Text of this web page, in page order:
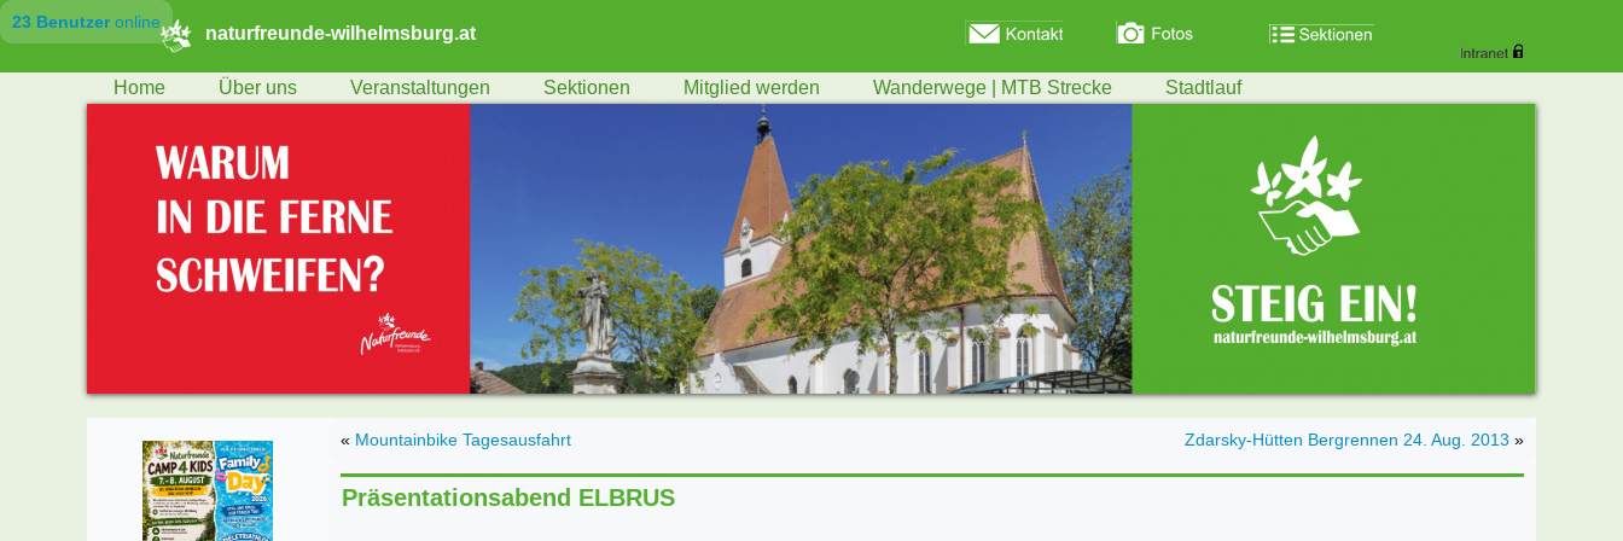
23 Benutzeronline
naturfreunde-wilhelmsburg.at
Home Über uns Veranstaltungen Sektionen Mitglied werden Wanderwege | MTB Strecke Stadtlauf
« Mountainbike Tagesausfahrt Zdarsky-Hütten Bergrennen 24. Aug. 2013 »
Präsentationsabend ELBRUS